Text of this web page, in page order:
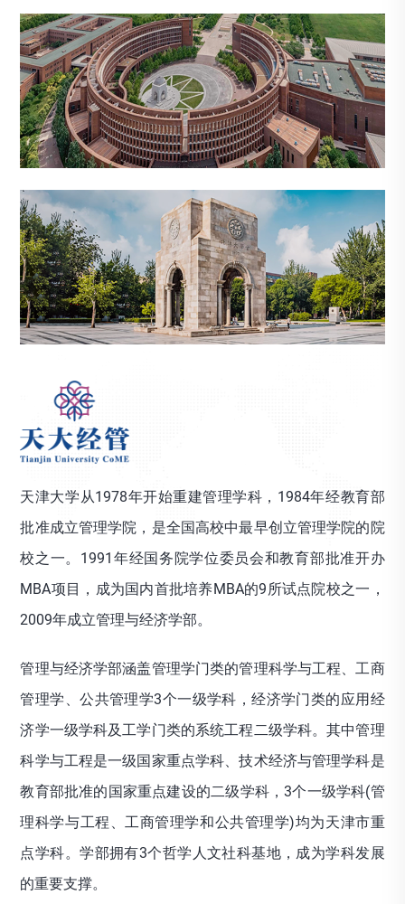
天津大学从1978年开始重建管理学科，1984年经教育部
批准成立管理学院，是全国高校中最早创立管理学院的院
校之一。1991年经国务院学位委员会和教育部批准开办
MBA项目，成为国内首批培养MBA的9所试点院校之一，
2009年成立管理与经济学部。
管理与经济学部涵盖管理学门类的管理科学与工程、工商
管理学、公共管理学3个一级学科，经济学门类的应用经
济学一级学科及工学门类的系统工程二级学科。其中管理
科学与工程是一级国家重点学科、技术经济与管理学科是
教育部批准的国家重点建设的二级学科，3个一级学科(管
理科学与工程、工商管理学和公共管理学)均为天津市重
点学科。学部拥有3个哲学人文社科基地，成为学科发展
的重要支撑。